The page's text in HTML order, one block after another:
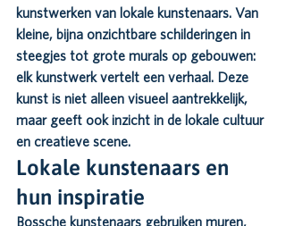
kunstwerken van lokale kunstenaars. Van
kleine, bijna onzichtbare schilderingen in
steegjes tot grote murals op gebouwen:
elk kunstwerk vertelt een verhaal. Deze
kunst is niet alleen visueel aantrekkelijk,
maar geeft ook inzicht in de lokale cultuur
en creatieve scene.
Lokale kunstenaars en
hun inspiratie
Bossche kunstenaars gebruiken muren,